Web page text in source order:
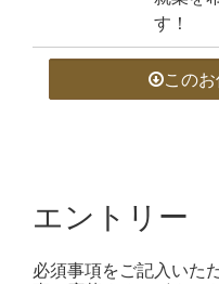
す！
この
エントリー
必須事項をご記入いた